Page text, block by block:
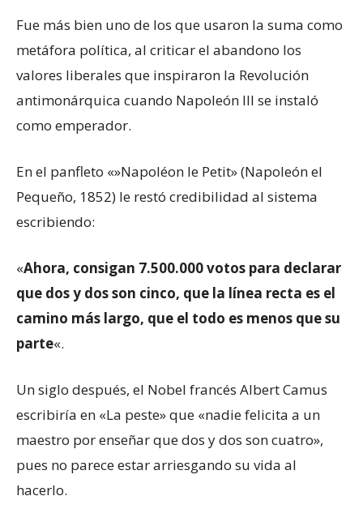
Fue más bien uno de los que usaron la suma como
metáfora política, al criticar el abandono los
valores liberales que inspiraron la Revolución
antimonárquica cuando Napoleón III se instaló
como emperador.
En el panfleto «»Napoléon le Petit» (Napoleón el
Pequeño, 1852) le restó credibilidad al sistema
escribiendo:
«Ahora, consigan 7.500.000 votos para declarar
que dos y dos son cinco, que la línea recta es el
camino más largo, que el todo es menos que su
parte«.
Un siglo después, el Nobel francés Albert Camus
escribiría en «La peste» que «nadie felicita a un
maestro por enseñar que dos y dos son cuatro»,
pues no parece estar arriesgando su vida al
hacerlo.